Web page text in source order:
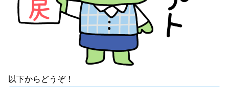
以下からどうぞ！